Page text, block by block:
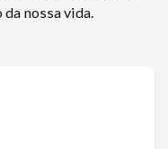
nossa vida.